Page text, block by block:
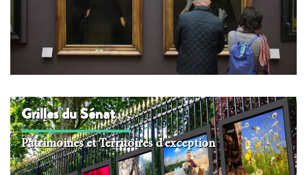
Grilles du Sénat
Patrimoines et Territoires d'exception